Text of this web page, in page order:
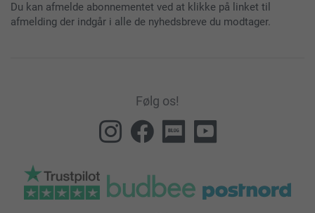
Du kan afmelde abonnementet ved at klikke på linket til
afmelding der indgår i alle de nyhedsbreve du modtager.
Følg os!